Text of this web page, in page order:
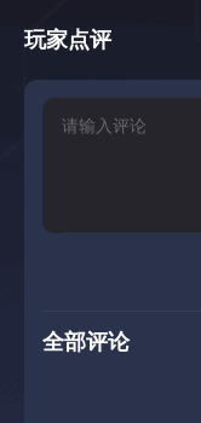
玩家点评
全部评论